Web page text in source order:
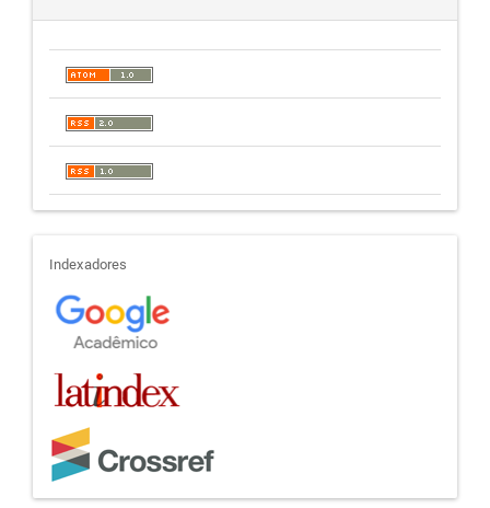
indexadores
Indexadores